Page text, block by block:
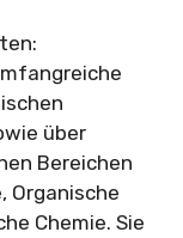
über
Bereichen
Organische
Chemie. Sie